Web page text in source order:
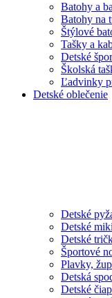
Batohy a
Batohy na
Štýlové
Tašky a
Detské
Školská
Ľadvinky
Detské oblečenie
Detské
Detské
Detské
Športové
Plavky,
Detská
Detské